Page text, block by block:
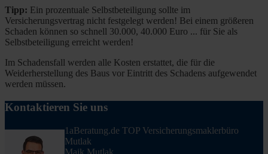
Tipp: Ein prozentuale Selbstbeteiligung sollte im
Versicherungsvertrag nicht festgelegt werden! Bei einem größeren
Schaden können so schnell 30.000, 40.000 Euro ... für Sie als
Selbstbeteiligung erreicht werden!
Im Schadensfall werden alle Kosten erstattet, die für die
Weiderherstellung des Baus vor Eintritt des Schadens aufgewendet
werden müssen.
Kontaktieren Sie uns
1aBeratung.de TOP Versicherungsmaklerbüro
Mutlak
Maik Mutlak